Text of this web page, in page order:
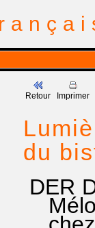
Retour Imprimer
du
DER